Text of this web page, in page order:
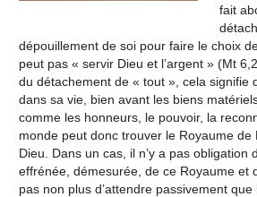
fait
dépouillement de soi pour faire le choix
peut pas « servir Dieu et l’argent » (Mt
du détachement de « tout », cela signifie
dans sa vie, bien avant les biens
comme les honneurs, le pouvoir, la
monde peut donc trouver le Royaume de
Dieu. Dans un cas, il n’y a pas obligation
effrénée, démesurée, de ce Royaume et
pas non plus d’attendre passivement